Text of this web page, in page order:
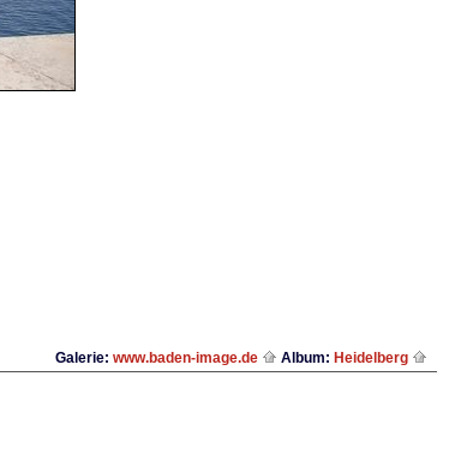
Galerie: www.baden-image.de Album: Heidelberg